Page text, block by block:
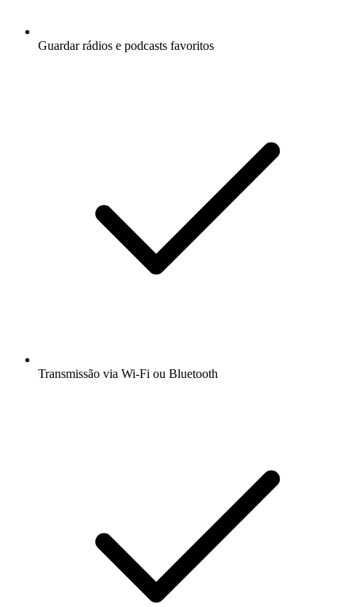
Guardar rádios e podcasts favoritos
Transmissão via Wi-Fi ou Bluetooth